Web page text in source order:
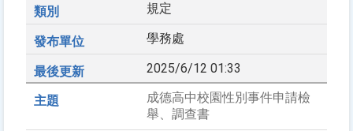
規定
學務處
2025/6/12 01:33
成德高中校園性別事件申請檢
舉、調查書